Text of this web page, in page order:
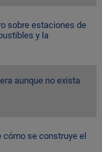
sobre estaciones de
y la
aunque no exista
cómo se construye el